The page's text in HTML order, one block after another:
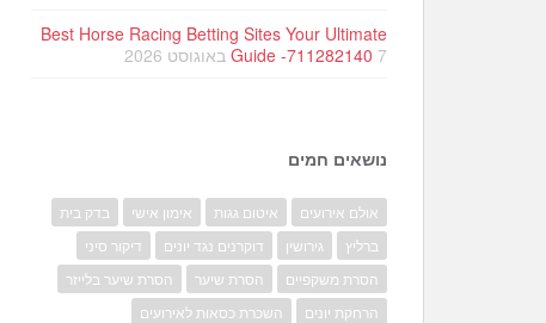
Best Horse Racing Betting Sites Your Ultimate
Guide -711282140 7 באוגוסט 2026
נושאים חמים
אולם אירועים איטום גגות אימון אישי
בדק בית
ברליץ
גירושין דוקרנים נגד יונים
דיקור סיני
הסרת משקפיים
הסרת שיער
הסרת שיער בלייזר
הרחקת יונים
השכרת כסאות לאירועים